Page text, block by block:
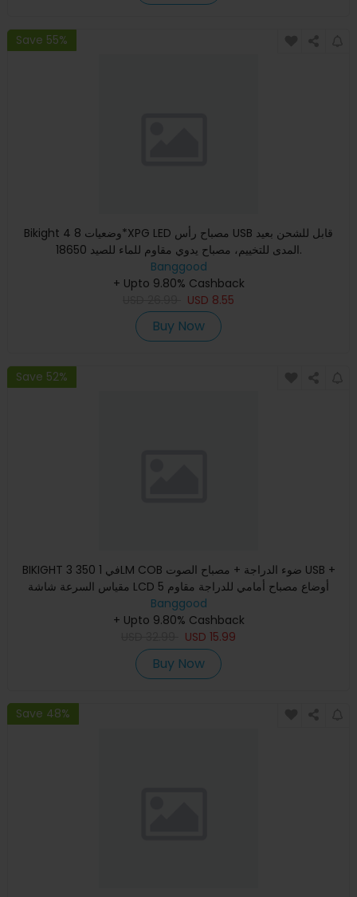
Save 55%
Bikight 4 وضعيات 8*XPG LED مصباح رأس USB قابل للشحن بعيد
المدى للتخييم، مصباح يدوي مقاوم للماء للصيد 18650.
Banggood
+ Upto 9.80% Cashback
USD 8.55
Buy Now
Save 52%
BIKIGHT 3 في 1 350LM COB ضوء الدراجة + مصباح الصوت USB +
مقياس السرعة شاشة LCD 5 أوضاع مصباح أمامي للدراجة مقاوم
للماء م
Banggood
+ Upto 9.80% Cashback
USD 15.99
Buy Now
Save 48%